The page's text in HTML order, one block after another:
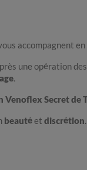
accompagnent en
une opération
.
Secret de
beautéet discrétion.